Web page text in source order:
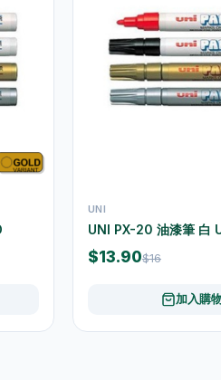
UNI
UNI PX-20 油漆筆 白
$13.90$16
加入購